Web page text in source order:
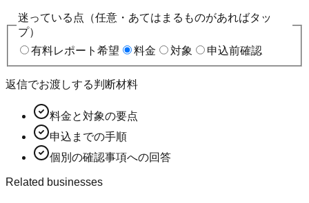
迷っている点（任意・あてはまるものがあればタッ
プ）
有料レポート希望
料金 対象 申込前確認
返信でお渡しする判断材料
料金と対象の要点
申込までの手順
個別の確認事項への回答
Related businesses